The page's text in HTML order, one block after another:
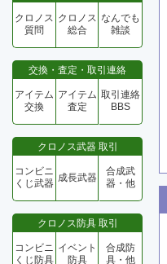
クロノス
質問
クロノス
総合
なんでも
雑談
交換・査定・取引連絡
アイテム
交換
アイテム
査定
取引連絡
BBS
クロノス武器 取引
コンビニ
くじ武器 成長武器
合成武
器・他
クロノス防具 取引
コンビニ
くじ防具
イベント
防具
合成防
具・他